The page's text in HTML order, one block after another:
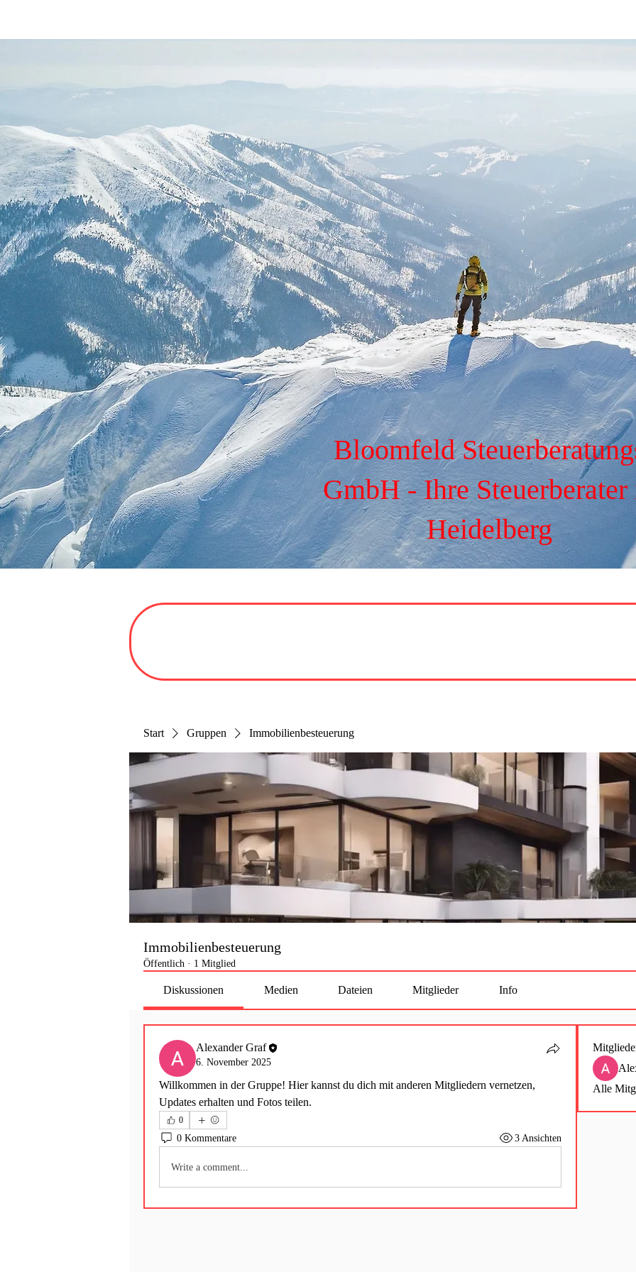
Bloomfeld
GmbH - Ihre Steuerberater
Heidelberg
Start Gruppen Immobilienbesteuerung
Immobilienbesteuerung
Öffentlich · 1 Mitglied
Diskussionen Medien Dateien Mitglieder Info
Alexander Graf
6. November 2025
Willkommen in der Gruppe! Hier kannst du dich mit anderen Mitgliedern vernetzen,
Updates erhalten und Fotos teilen.
0
0 Kommentare 3 Ansichten
Write a comment...
Alle